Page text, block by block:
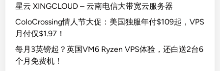
星云 XINGCLOUD – 云南电信大带宽云服务器
ColoCrossing情人节大促：美国独服年付$109起，VPS
月付仅$1.97！
每月3英镑起？英国VM6 Ryzen VPS体验，还白送2台6
个月免费机！